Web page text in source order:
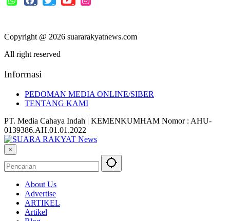
Copyright @ 2026 suararakyatnews.com
All right reserved
Informasi
PEDOMAN MEDIA ONLINE/SIBER
TENTANG KAMI
PT. Media Cahaya Indah | KEMENKUMHAM Nomor : AHU-
0139386.AH.01.01.2022
×
About Us
Advertise
ARTIKEL
Artikel